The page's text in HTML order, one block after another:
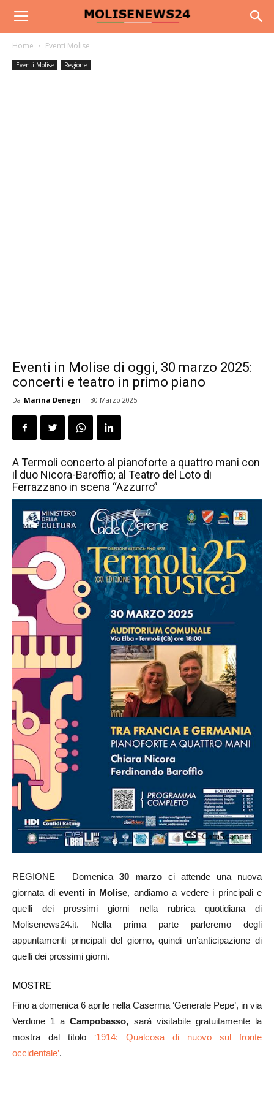
Home Eventi Molise
Eventi Molise Regione
Eventi in Molise di oggi, 30 marzo 2025:
concerti e teatro in primo piano
Da Marina Denegri - 30 Marzo 2025
A Termoli concerto al pianoforte a quattro mani con
il duo Nicora-Baroffio; al Teatro del Loto di
Ferrazzano in scena “Azzurro”
REGIONE – Domenica 30 marzo ci attende una nuova
giornata di eventi in Molise, andiamo a vedere i principali e
quelli dei prossimi giorni nella rubrica quotidiana di
Molisenews24.it. Nella prima parte parleremo degli
appuntamenti principali del giorno, quindi un’anticipazione di
quelli dei prossimi giorni.
MOSTRE
Fino a domenica 6 aprile nella Caserma ‘Generale Pepe’, in via
Verdone 1 aCampobasso, sarà visitabile gratuitamente la
mostra dal titolo ‘1914: Qualcosa di nuovo sul fronte
occidentale’.